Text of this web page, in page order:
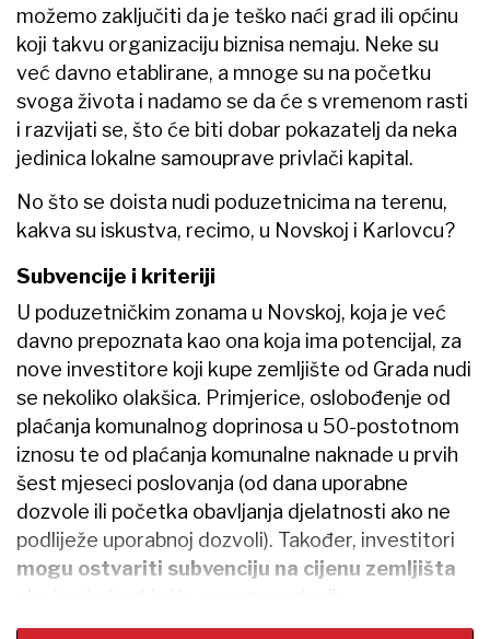
možemo zaključiti da je teško naći grad ili općinu
koji takvu organizaciju biznisa nemaju. Neke su
već davno etablirane, a mnoge su na početku
svoga života i nadamo se da će s vremenom rasti
i razvijati se, što će biti dobar pokazatelj da neka
jedinica lokalne samouprave privlači kapital.
No što se doista nudi poduzetnicima na terenu,
kakva su iskustva, recimo, u Novskoj i Karlovcu?
Subvencije i kriteriji
U poduzetničkim zonama u Novskoj, koja je već
davno prepoznata kao ona koja ima potencijal, za
nove investitore koji kupe zemljište od Grada nudi
se nekoliko olakšica. Primjerice, oslobođenje od
plaćanja komunalnog doprinosa u 50-postotnom
iznosu te od plaćanja komunalne naknade u prvih
šest mjeseci poslovanja (od dana uporabne
dozvole ili početka obavljanja djelatnosti ako ne
podliježe uporabnoj dozvoli). Također, investitori
mogu ostvariti subvenciju na cijenu zemljišta